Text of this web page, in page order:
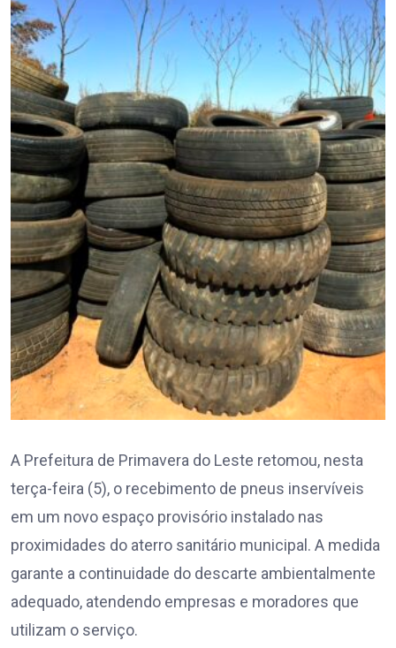
A Prefeitura de Primavera do Leste retomou, nesta
terça-feira (5), o recebimento de pneus inservíveis
em um novo espaço provisório instalado nas
proximidades do aterro sanitário municipal. A medida
garante a continuidade do descarte ambientalmente
adequado, atendendo empresas e moradores que
utilizam o serviço.